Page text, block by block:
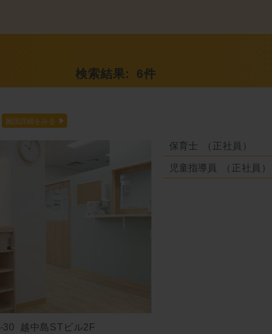
検索結果: 6件
30 越中島STビル2F
保育士 （正社員）
児童指導員 （正社員）